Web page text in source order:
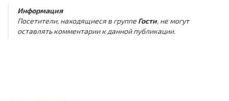
Информация
Посетители, находящиеся в группе Гости, не могут
оставлять комментарии к данной публикации.